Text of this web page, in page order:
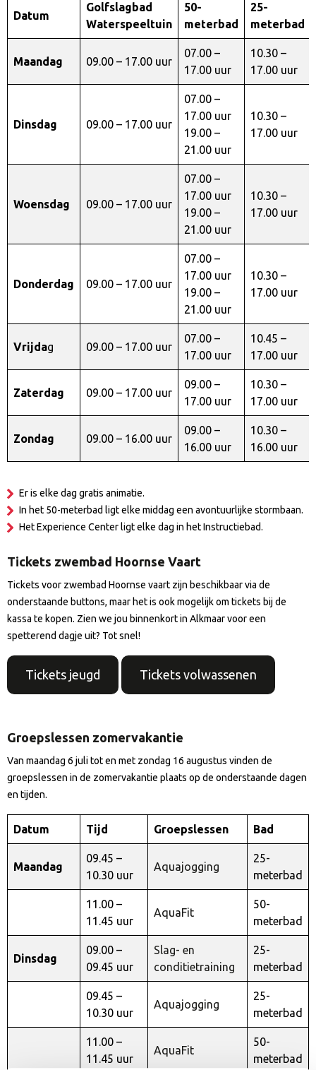
Datum
Golfslagbad
Waterspeeltuin
50-
meterbad
25-
meterbad
Maandag 09.00 – 17.00 uur
07.00 –
17.00 uur
10.30 –
17.00 uur
Dinsdag 09.00 – 17.00 uur
07.00 –
17.00 uur
19.00 –
21.00 uur
10.30 –
17.00 uur
Woensdag 09.00 – 17.00 uur
07.00 –
17.00 uur
19.00 –
21.00 uur
10.30 –
17.00 uur
Donderdag 09.00 – 17.00 uur
07.00 –
17.00 uur
19.00 –
21.00 uur
10.30 –
17.00 uur
Vrijdag 09.00 – 17.00 uur
07.00 –
17.00 uur
10.45 –
17.00 uur
Zaterdag 09.00 – 17.00 uur
09.00 –
17.00 uur
10.30 –
17.00 uur
Zondag 09.00 – 16.00 uur
09.00 –
16.00 uur
10.30 –
16.00 uur
Er is elke dag gratis animatie.
In het 50-meterbad ligt elke middag een avontuurlijke stormbaan.
Het Experience Center ligt elke dag in het Instructiebad.
Tickets zwembad Hoornse Vaart
Tickets voor zwembad Hoornse vaart zijn beschikbaar via de
onderstaande buttons, maar het is ook mogelijk om tickets bij de
kassa te kopen. Zien we jou binnenkort in Alkmaar voor een
spetterend dagje uit? Tot snel!
Tickets jeugd Tickets volwassenen
Groepslessen zomervakantie
Van maandag 6 juli tot en met zondag 16 augustus vinden de
groepslessen in de zomervakantie plaats op de onderstaande dagen
en tijden.
Datum Tijd Groepslessen Bad
Maandag
09.45 –
10.30 uur
Aquajogging
25-
meterbad
11.00 –
11.45 uur
AquaFit
50-
meterbad
Dinsdag
09.00 –
09.45 uur
Slag- en
conditietraining
25-
meterbad
09.45 –
10.30 uur
Aquajogging
25-
meterbad
11.00 –
11.45 uur
AquaFit
50-
meterbad